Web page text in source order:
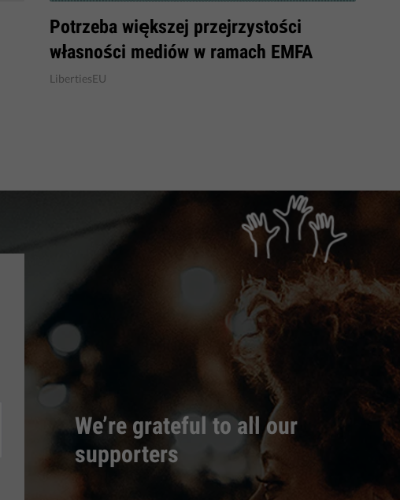
​Potrzeba większej przejrzystości
własności mediów w ramach EMFA
LibertiesEU
We’re grateful to all our
supporters